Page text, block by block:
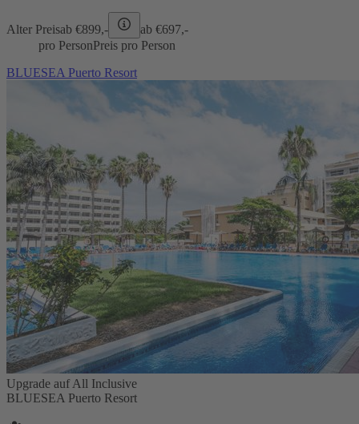
Alter Preisab €899,- ab €697,-
pro PersonPreis pro Person
BLUESEA Puerto Resort
Upgrade auf All Inclusive
BLUESEA Puerto Resort